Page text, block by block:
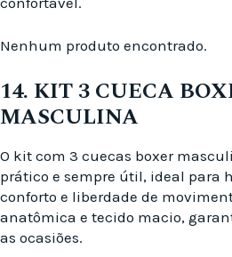
Nenhum produto encontrado.
14. KIT 3 CUECA
MASCULINA
O kit com 3 cuecas boxer
prático e sempre útil, ideal para
conforto e liberdade de
anatômica e tecido macio,
as ocasiões.